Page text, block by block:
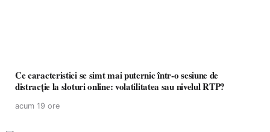
Ce caracteristici se simt mai puternic într-o sesiune de
distracție la sloturi online: volatilitatea sau nivelul RTP?
acum 19 ore